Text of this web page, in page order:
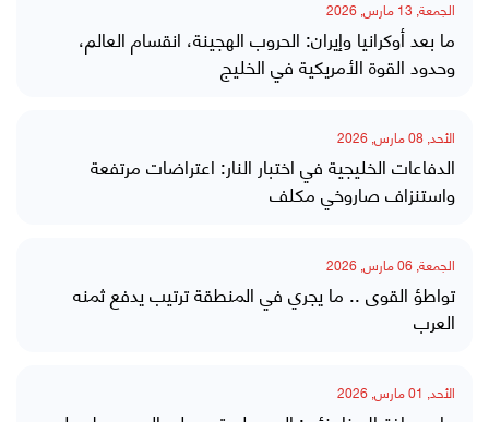
الجمعة, 13 مارس, 2026
ما بعد أوكرانيا وإيران: الحروب الهجينة، انقسام العالم،
وحدود القوة الأمريكية في الخليج
الأحد, 08 مارس, 2026
الدفاعات الخليجية في اختبار النار: اعتراضات مرتفعة
واستنزاف صاروخي مكلف
الجمعة, 06 مارس, 2026
تواطؤ القوى .. ما يجري في المنطقة ترتيب يدفع ثمنه
العرب
الأحد, 01 مارس, 2026